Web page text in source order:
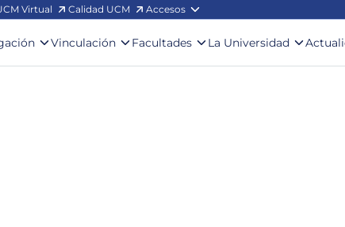
Virtual Calidad UCM Accesos
Vinculación Facultades La Universidad